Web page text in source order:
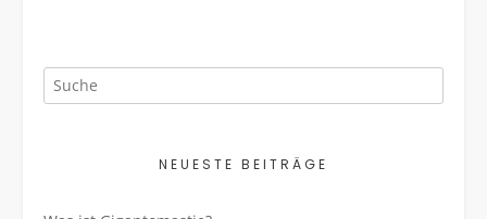
NEUESTE BEITRÄGE